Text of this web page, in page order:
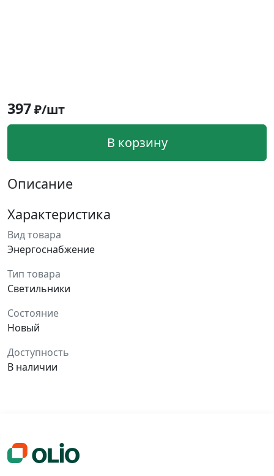
397₽/шт
В корзину
Описание
Характеристика
Вид товара
Энергоснабжение
Тип товара
Светильники
Состояние
Новый
Доступность
В наличии